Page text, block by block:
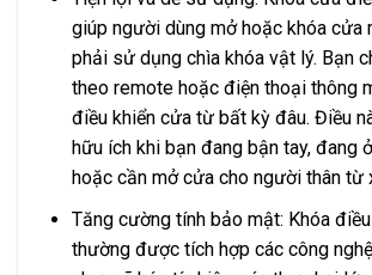
giúp người dùng mở hoặc khóa cửa
phải sử dụng chìa khóa vật lý. Bạn
theo remote hoặc điện thoại thông
điều khiển cửa từ bất kỳ đâu. Điều
hữu ích khi bạn đang bận tay, đang
hoặc cần mở cửa cho người thân từ
Tăng cường tính bảo mật: Khóa
thường được tích hợp các công